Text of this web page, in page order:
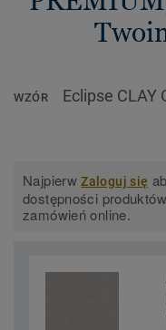
WZÓR Eclipse CLAY
NajpierwZaloguj się
dostępności
zamówień online.